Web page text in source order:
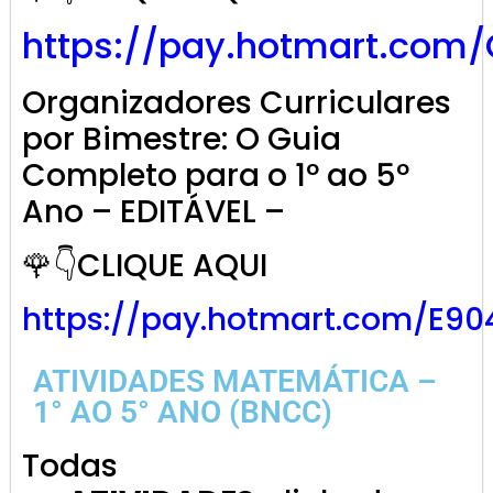
https://pay.hotmart.com/
Organizadores Curriculares
por Bimestre: O Guia
Completo para o 1º ao 5º
Ano – EDITÁVEL –
🌹👇CLIQUE AQUI
https://pay.hotmart.com/
ATIVIDADES MATEMÁTICA –
1° AO 5° ANO (BNCC)
Todas